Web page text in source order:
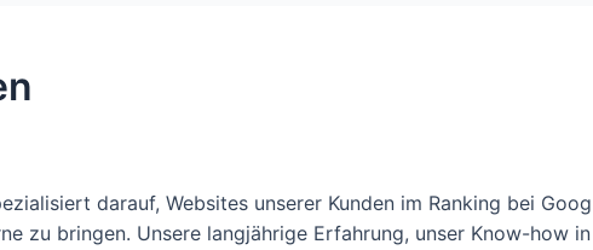
darauf, Websites unserer Kunden im Ranking bei
zu bringen. Unsere langjährige Erfahrung, unser Know-how in